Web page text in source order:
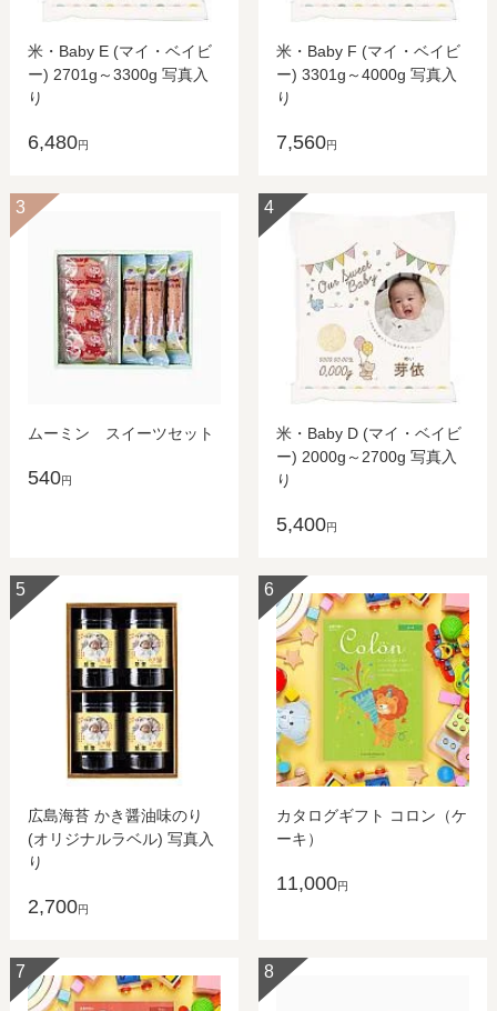
米・Baby E (マイ・ベイビ
ー) 2701g～3300g 写真入
り
6,480円
米・Baby F (マイ・ベイビ
ー) 3301g～4000g 写真入
り
7,560円
3
ムーミン スイーツセット
540円
4
米・Baby D (マイ・ベイビ
ー) 2000g～2700g 写真入
り
5,400円
5
広島海苔 かき醤油味のり
(オリジナルラベル) 写真入
り
2,700円
6
カタログギフト コロン（ケ
ーキ）
11,000円
7 8